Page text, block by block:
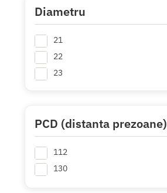
Diametru
21
22
23
PCD (distanta prezoane)
112
130